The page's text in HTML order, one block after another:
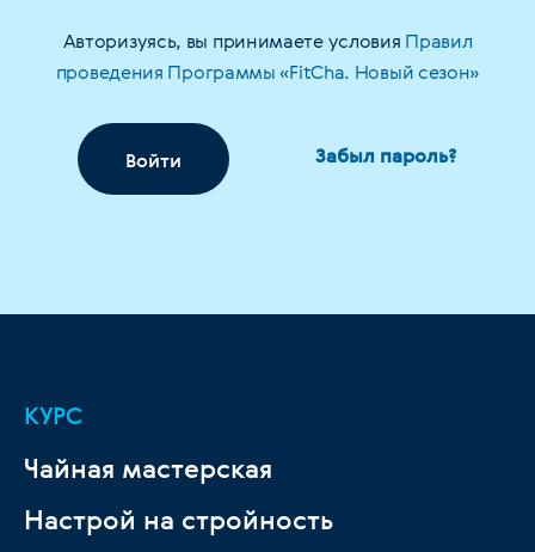
Авторизуясь, вы принимаете условия Правил
проведения Программы «FitCha. Новый сезон»
Войти Забыл пароль?
КУРС
Чайная мастерская
Настрой на стройность